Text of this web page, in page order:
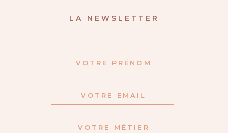
LA NEWSLETTER